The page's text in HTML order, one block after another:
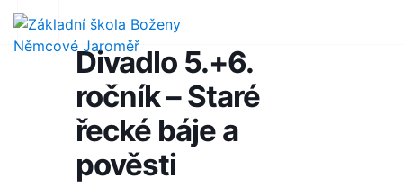
Divadlo 5.+6.
ročník – Staré
řecké báje a
pověsti